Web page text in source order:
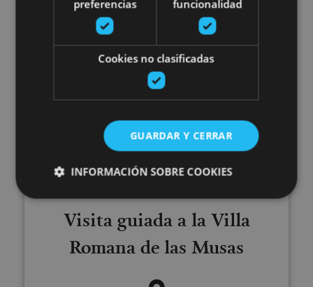
Olite, Palacio Real de Olite
Visita guiada a la Villa Romana
Visita guiada a la Villa
Romana de las Musas
preferencias
funcionalidad
Cookies no clasificadas
GUARDAR Y CERRAR
INFORMACIÓN SOBRE COOKIES
Cookies estrictamente necesarias
Cookies de rendimiento